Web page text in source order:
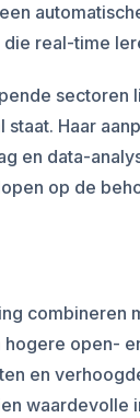
real-time
Haar
en data-
op de
combineren
open-
en
waardevolle